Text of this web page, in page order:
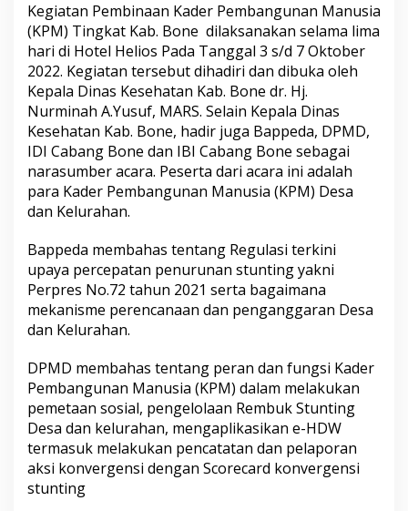
d
e
r
P
e
m
b
a
n
g
u
n
M
a
n
u
(
K
P
M
T
i
Kegiatan Pembinaan Kader Pembangunan Manusia
(KPM) Tingkat Kab. Bone dilaksanakan selama lima
hari di Hotel Helios Pada Tanggal 3 s/d 7 Oktober
2022. Kegiatan tersebut dihadiri dan dibuka oleh
Kepala Dinas Kesehatan Kab. Bone dr. Hj.
Nurminah A.Yusuf, MARS. Selain Kepala Dinas
Kesehatan Kab. Bone, hadir juga Bappeda, DPMD,
IDI Cabang Bone dan IBI Cabang Bone sebagai
narasumber acara. Peserta dari acara ini adalah
para Kader Pembangunan Manusia (KPM) Desa
dan Kelurahan.
Bappeda membahas tentang Regulasi terkini
upaya percepatan penurunan stunting yakni
Perpres No.72 tahun 2021 serta bagaimana
mekanisme perencanaan dan penganggaran Desa
dan Kelurahan.
DPMD membahas tentang peran dan fungsi Kader
Pembangunan Manusia (KPM) dalam melakukan
pemetaan sosial, pengelolaan Rembuk Stunting
Desa dan kelurahan, mengaplikasikan e-HDW
termasuk melakukan pencatatan dan pelaporan
aksi konvergensi dengan Scorecard konvergensi
stunting